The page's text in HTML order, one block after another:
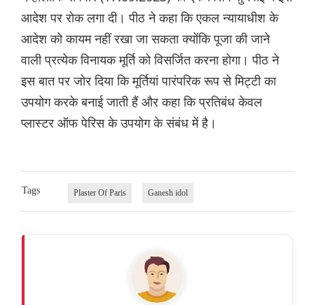
आदेश पर रोक लगा दी। पीठ ने कहा कि एकल न्यायाधीश के
आदेश को कायम नहीं रखा जा सकता क्योंकि पूजा की जाने
वाली प्रत्येक विनायक मूर्ति को विसर्जित करना होगा। पीठ ने
इस बात पर जोर दिया कि मूर्तियां पारंपरिक रूप से मिट्टी का
उपयोग करके बनाई जाती हैं और कहा कि प्रतिबंध केवल
प्लास्टर ऑफ पेरिस के उपयोग के संबंध में है।
Tags Plaster Of Paris Ganesh idol